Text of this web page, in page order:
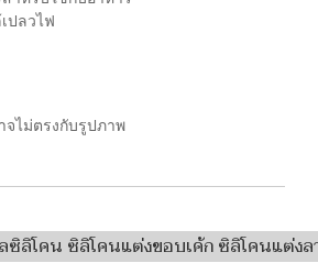
ปลวไฟ
จไม่ตรงกับรูปภาพ
ลิโคน ซิลิโคนแต่งขอบเค้ก ซิลิโคนแต่งล